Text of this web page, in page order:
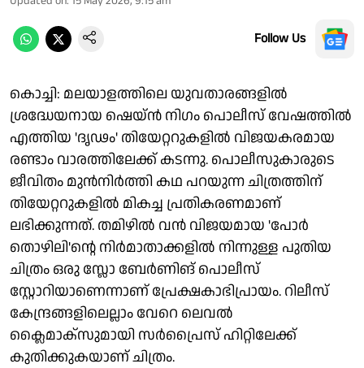
Follow Us
കൊച്ചി: മലയാളത്തിലെ യുവതാരങ്ങളിൽ
ശ്രദ്ധേയനായ ഷെയ്ൻ നിഗം പൊലീസ് വേഷത്തിൽ
എത്തിയ 'ദൃഢം' തിയേറ്ററുകളിൽ വിജയകരമായ
രണ്ടാം വാരത്തിലേക്ക് കടന്നു. പൊലീസുകാരുടെ
ജീവിതം മുൻനിർത്തി കഥ പറയുന്ന ചിത്രത്തിന്
തിയേറ്ററുകളിൽ മികച്ച പ്രതികരണമാണ്
ലഭിക്കുന്നത്. തമിഴിൽ വൻ വിജയമായ 'പോർ
തൊഴിലി'ന്റെ നിർമാതാക്കളിൽ നിന്നുള്ള പുതിയ
ചിത്രം ഒരു സ്ലോ ബേർണിങ് പൊലീസ്
സ്റ്റോറിയാണെന്നാണ് പ്രേക്ഷകാഭിപ്രായം. റിലീസ്
കേന്ദ്രങ്ങളിലെല്ലാം വേറെ ലെവൽ
ക്ലൈമാക്സുമായി സർപ്രൈസ് ഹിറ്റിലേക്ക്
കുതിക്കുകയാണ് ചിത്രം.